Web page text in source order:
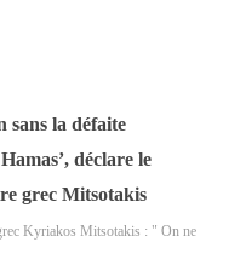
sans la défaite
déclare le
grec Mitsotakis
Kyriakos Mitsotakis : " On ne